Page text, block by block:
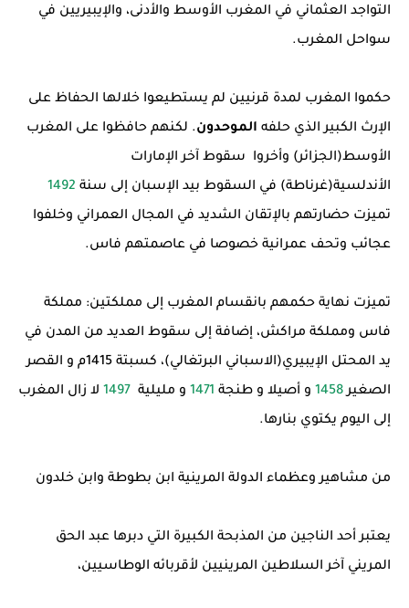
التواجد العثماني في المغرب الأوسط والأدنى، والإيبيريين في
سواحل المغرب.
حكموا المغرب لمدة قرنيين لم يستطيعوا خلالها الحفاظ على
الإرث الكبير الذي حلفه الموحدون. لكنهم حافظوا على المغرب
الأوسط(الجزائر) وأخروا سقوط آخر الإمارات
الأندلسية(غرناطة) في السقوط بيد الإسبان إلى سنة 1492
تميزت حضارتهم بالإتقان الشديد في المجال العمراني وخلفوا
عجائب وتحف عمرانية خصوصا في عاصمتهم فاس.
تميزت نهاية حكمهم بانقسام المغرب إلى مملكتين: مملكة
فاس ومملكة مراكش، إضافة إلى سقوط العديد من المدن في
يد المحتل الإيبيري(الاسباني البرتغالي)، كسبتة 1415م و القصر
الصغير1458 و أصيلا و طنجة 1471 و مليلية 1497 لا زال المغرب
إلى اليوم يكتوي بنارها.
من مشاهير وعظماء الدولة المرينية ابن بطوطة وابن خلدون
يعتبر أحد الناجين من المذبحة الكبيرة التي دبرها عبد الحق
المريني آخر السلاطين المرينيين لأقربائه الوطاسيين،